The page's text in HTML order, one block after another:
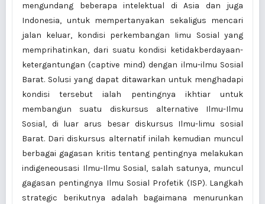
mengundang beberapa intelektual di Asia dan juga
Indonesia, untuk mempertanyakan sekaligus mencari
jalan keluar, kondisi perkembangan Iimu Sosial yang
memprihatinkan, dari suatu kondisi ketidakberdayaan-
ketergantungan (captive mind) dengan ilmu-ilmu Sosial
Barat. Solusi yang dapat ditawarkan untuk menghadapi
kondisi tersebut ialah pentingnya ikhtiar untuk
membangun suatu diskursus alternative Ilmu-Ilmu
Sosial, di luar arus besar diskursus Ilmu-limu sosial
Barat. Dari diskursus alternatif inilah kemudian muncul
berbagai gagasan kritis tentang pentingnya melakukan
indigeneousasi Ilmu-Ilmu Sosial, salah satunya, muncul
gagasan pentingnya Ilmu Sosial Profetik (ISP). Langkah
strategic berikutnya adalah bagaimana menurunkan